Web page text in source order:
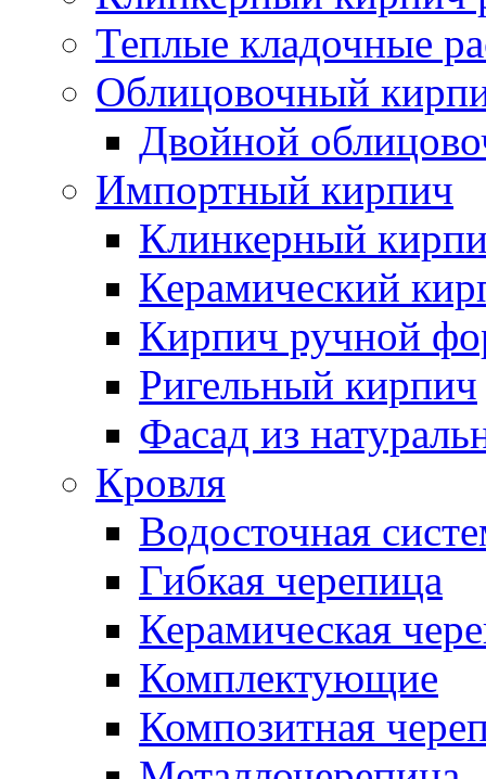
Теплые кладочные
Облицовочный
Двойной
Импортный кирпич
Клинкерный
Керамический
Кирпич ручной
Ригельный кирпич
Фасад из
Кровля
Водосточная
Гибкая черепица
Керамическая
Комплектующие
Композитная